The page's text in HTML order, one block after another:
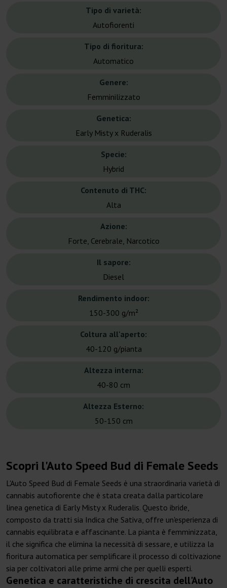
Tipo di varietà:
Autofiorenti
Tipo di fioritura:
Automatico
Genere:
Femminilizzato
Genetica:
Early Misty x Ruderalis
Specie:
Hybrid
Contenuto di THC:
Alta
Azione:
Forte, Cerebrale, Narcotico
Il sapore:
Diesel
Rendimento indoor:
150-300 g/m²
Coltura all'aperto:
40-120 g/pianta
Altezza interna:
40-80 cm
Altezza Esterno:
50-150 cm
Scopri l'Auto Speed Bud di Female Seeds
L'Auto Speed Bud di Female Seeds è una straordinaria varietà di
cannabis autofiorente che è stata creata dalla particolare
linea genetica di Early Misty x Ruderalis. Questo ibride,
composto da tratti sia Indica che Sativa, offre un'esperienza di
cannabis equilibrata e affascinante. La pianta è femminizzata,
il che significa che elimina la necessità di sessare, e utilizza la
fioritura automatica per semplificare il processo di coltivazione
sia per coltivatori alle prime armi che per quelli esperti.
Genetica e caratteristiche di crescita dell'Auto